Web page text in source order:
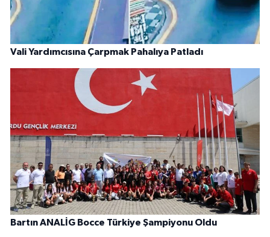
Vali Yardımcısına Çarpmak Pahalıya Patladı
Bartın ANALİG Bocce Türkiye Şampiyonu Oldu